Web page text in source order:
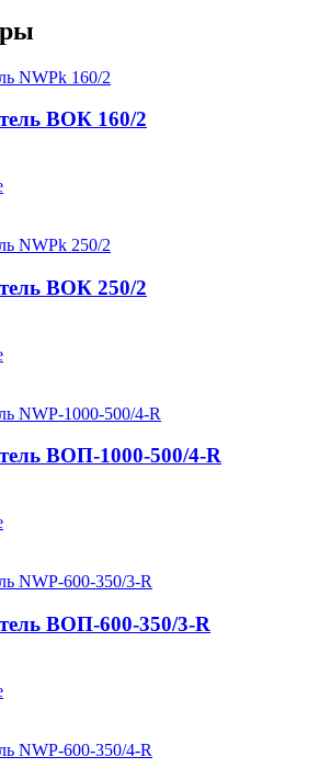
ВОК 160/2
ВОК 250/2
ВОП-1000-500/4-R
ВОП-600-350/3-R